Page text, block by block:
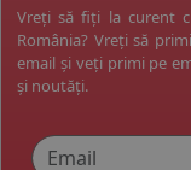
Vreți să fiți la curent
România? Vreți să
email și veți primi pe
și noutăți.